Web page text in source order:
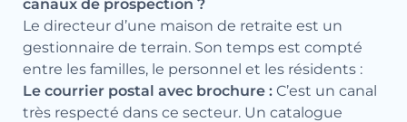
canaux de prospection ?
Le directeur d’une maison de retraite est un
gestionnaire de terrain. Son temps est compté
entre les familles, le personnel et les résidents :
Le courrier postal avec brochure : C’est un canal
très respecté dans ce secteur. Un catalogue